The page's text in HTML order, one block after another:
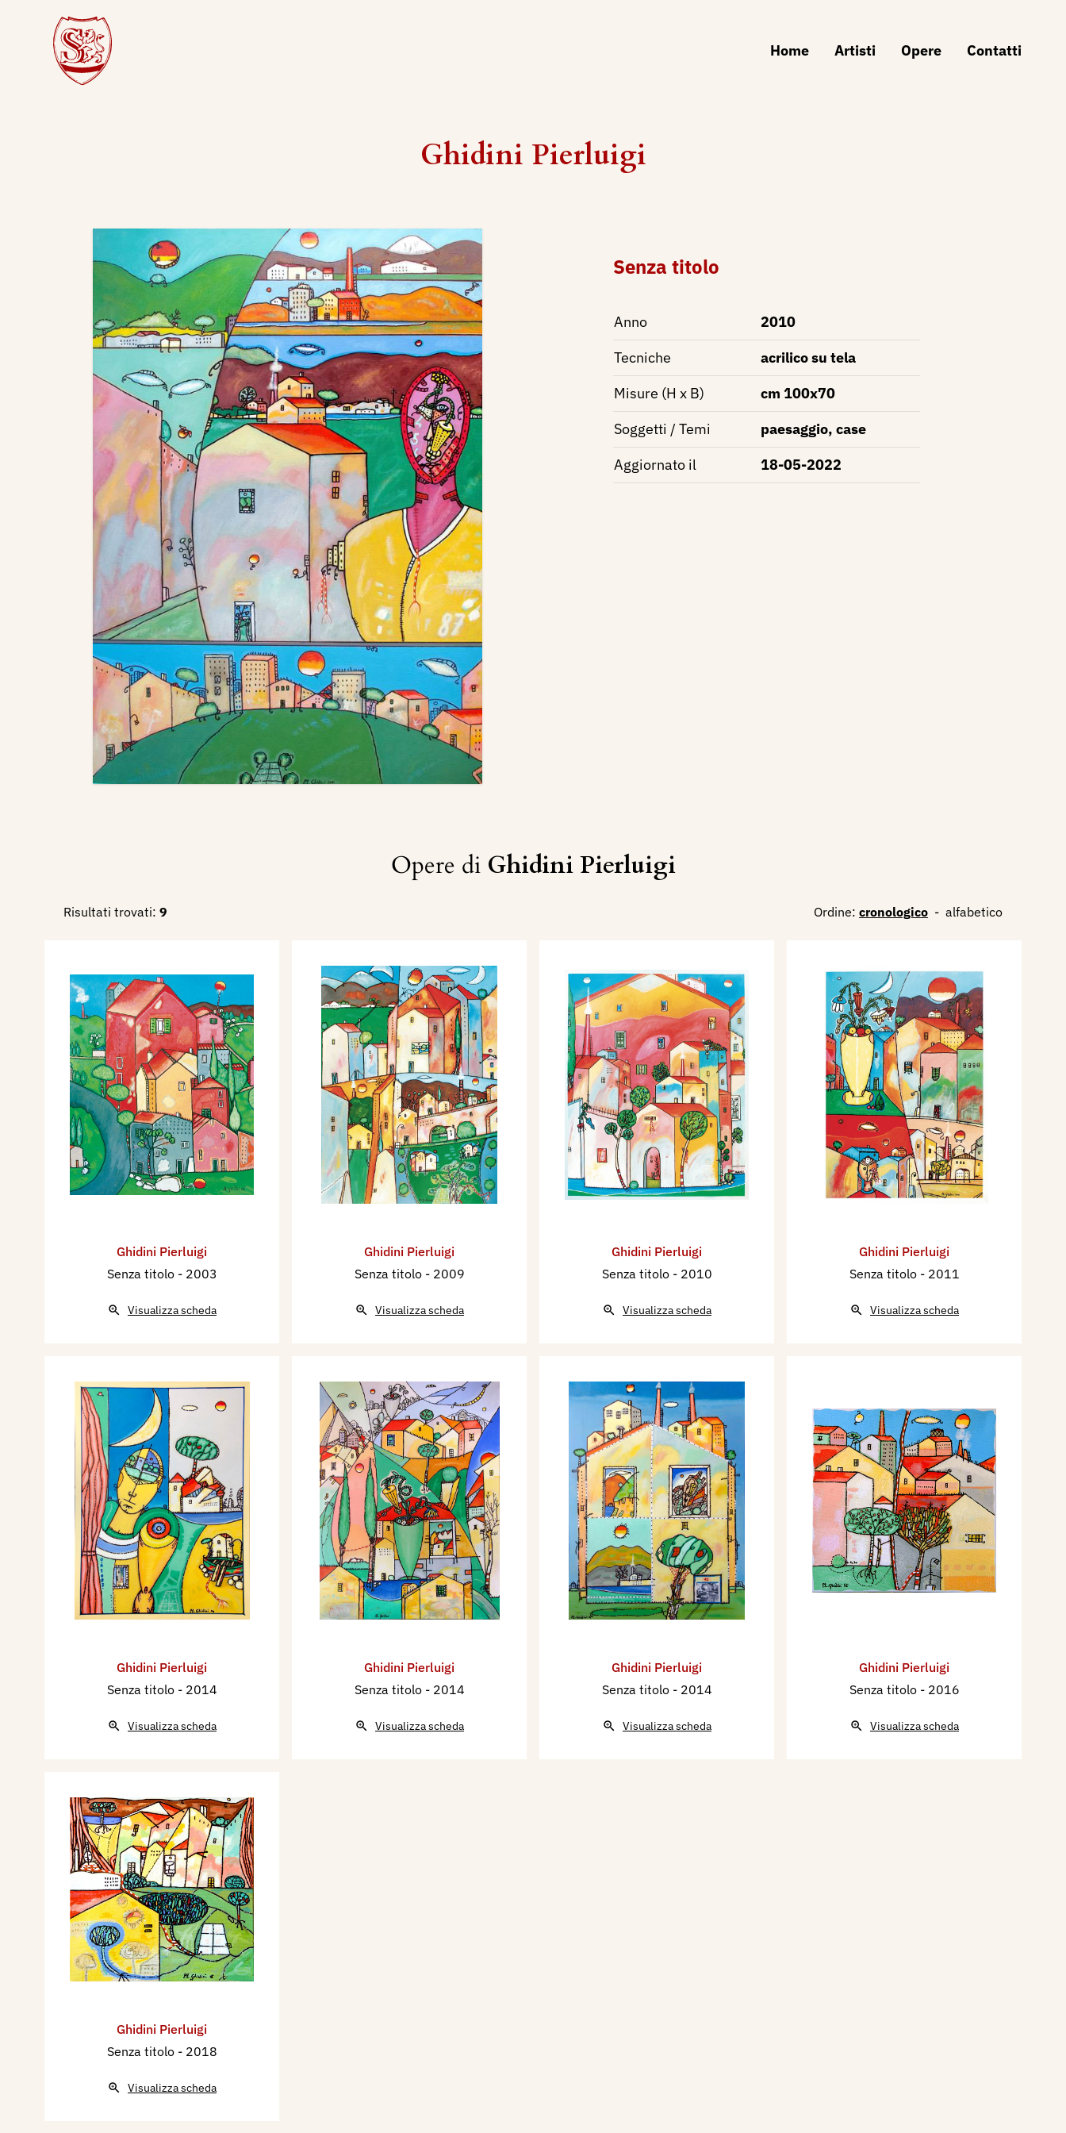
Home Artisti Opere Contatti
Ghidini Pierluigi
Senza titolo
Anno
2010
Tecniche
acrilico su tela
Misure (H x B)
cm 100x70
Soggetti / Temi
paesaggio, case
Aggiornato il
18-05-2022
Opere di Ghidini Pierluigi
Risultati trovati: 9 Ordine: cronologico - alfabetico
Ghidini Pierluigi
Senza titolo - 2003
Visualizza scheda
Ghidini Pierluigi
Senza titolo - 2009
Visualizza scheda
Ghidini Pierluigi
Senza titolo - 2010
Visualizza scheda
Ghidini Pierluigi
Senza titolo - 2011
Visualizza scheda
Ghidini Pierluigi
Senza titolo - 2014
Visualizza scheda
Ghidini Pierluigi
Senza titolo - 2014
Visualizza scheda
Ghidini Pierluigi
Senza titolo - 2014
Visualizza scheda
Ghidini Pierluigi
Senza titolo - 2016
Visualizza scheda
Ghidini Pierluigi
Senza titolo - 2018
Visualizza scheda